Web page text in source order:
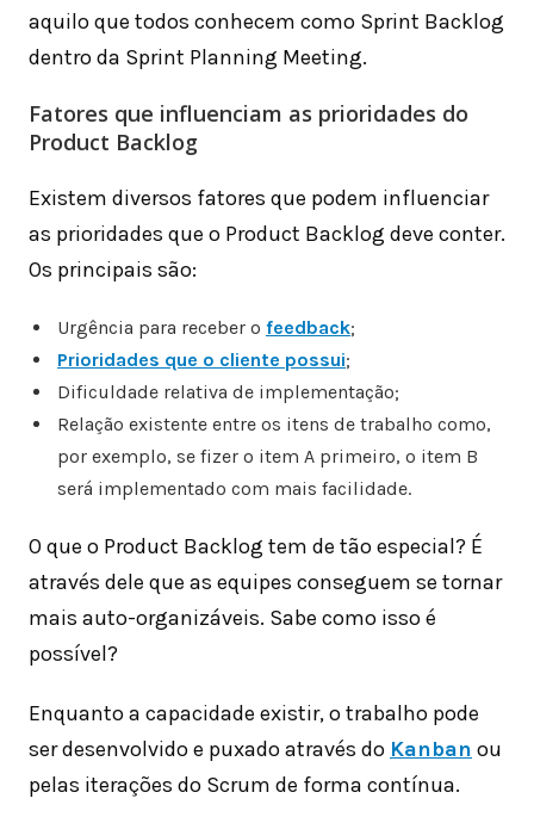
aquilo que todos conhecem como Sprint Backlog
dentro da Sprint Planning Meeting.
Fatores que influenciam as prioridades do
Product Backlog
Existem diversos fatores que podem influenciar
as prioridades que o Product Backlog deve conter.
Os principais são:
Urgência para receber o feedback;
Prioridades que o cliente possui;
Dificuldade relativa de implementação;
Relação existente entre os itens de trabalho como,
por exemplo, se fizer o item A primeiro, o item B
será implementado com mais facilidade.
O que o Product Backlog tem de tão especial? É
através dele que as equipes conseguem se tornar
mais auto-organizáveis. Sabe como isso é
possível?
Enquanto a capacidade existir, o trabalho pode
ser desenvolvido e puxado através do Kanban ou
pelas iterações do Scrum de forma contínua.